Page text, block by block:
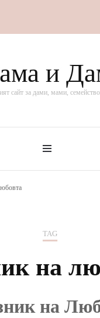
и
сайт за дами, мами,
TAG
на
на